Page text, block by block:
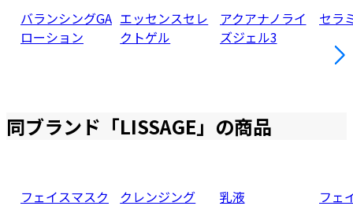
バランシングGA
ローション
エッセンスセレ
クトゲル
アクアナノライ
ズジェル3
セラ
同ブランド「LISSAGE」の商品
フェイスマスク
クレンジング
乳液
フェ